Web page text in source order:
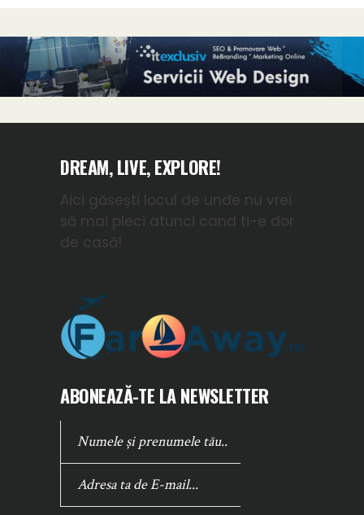
DREAM, LIVE, EXPLORE!
Aici găsești locul de unde nu vrei
să mai pleci atunci cand ti-e dor
de casă!
ABONEAZĂ-TE LA NEWSLETTER